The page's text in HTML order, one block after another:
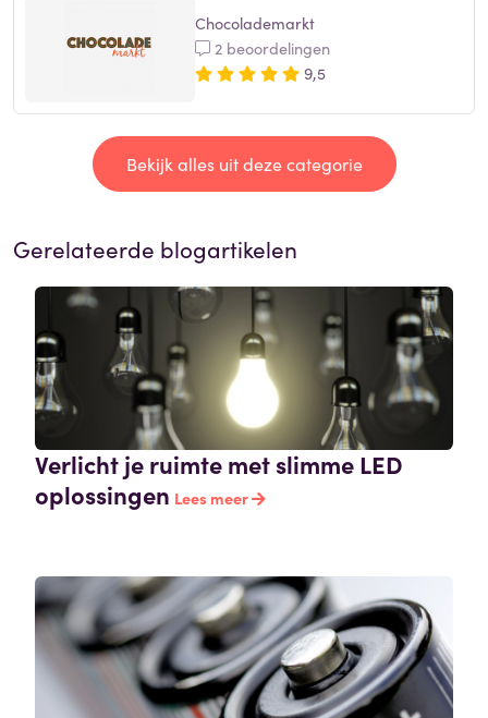
Chocolademarkt
2 beoordelingen
9,5
Bekijk alles uit deze categorie
Gerelateerde blogartikelen
Verlicht je ruimte met slimme LED
oplossingen Lees meer